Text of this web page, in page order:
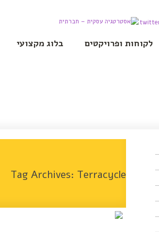
לקוחות ופרויקטים בלוג מקצועי
Tag Archives: Terracycle